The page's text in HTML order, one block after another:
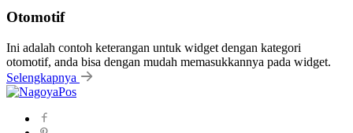
Otomotif
Ini adalah contoh keterangan untuk widget dengan kategori
otomotif, anda bisa dengan mudah memasukkannya pada widget.
Selengkapnya